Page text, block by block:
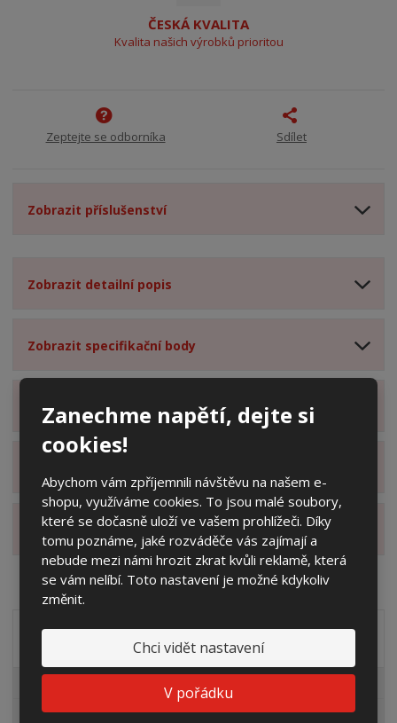
Zanechme napětí, dejte si
cookies!
Abychom vám zpříjemnili návštěvu na našem e-
shopu, využíváme cookies. To jsou malé soubory,
které se dočasně uloží ve vašem prohlížeči. Díky
tomu poznáme, jaké rozváděče vás zajímají a
nebude mezi námi hrozit zkrat kvůli reklamě, která
se vám nelíbí. Toto nastavení je možné kdykoliv
změnit.
Chci vidět nastavení
V pořádku
ČESKÁ KVALITA
Kvalita našich výrobků prioritou
Zeptejte se odborníka Sdílet
Zobrazit příslušenství
Zobrazit detailní popis
Zobrazit specifikační body
Zobrazit technické parametry
Zobrazit alternativní produkty
Výprodej